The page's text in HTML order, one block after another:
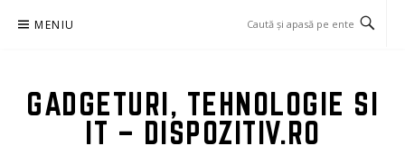
MENIU
GADGETURI, TEHNOLOGIE SI
IT – DISPOZITIV.RO